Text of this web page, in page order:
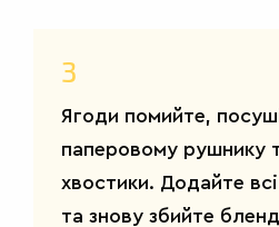
3
Ягоди помийте,
паперовому рушнику
хвостики. Додайте
та знову збийте